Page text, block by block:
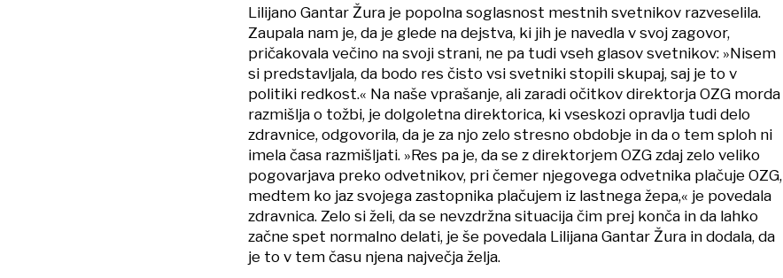
Lilijano Gantar Žura je popolna soglasnost mestnih svetnikov razveselila.
Zaupala nam je, da je glede na dejstva, ki jih je navedla v svoj zagovor,
pričakovala večino na svoji strani, ne pa tudi vseh glasov svetnikov: »Nisem
si predstavljala, da bodo res čisto vsi svetniki stopili skupaj, saj je to v
politiki redkost.« Na naše vprašanje, ali zaradi očitkov direktorja OZG morda
razmišlja o tožbi, je dolgoletna direktorica, ki vseskozi opravlja tudi delo
zdravnice, odgovorila, da je za njo zelo stresno obdobje in da o tem sploh ni
imela časa razmišljati. »Res pa je, da se z direktorjem OZG zdaj zelo veliko
pogovarjava preko odvetnikov, pri čemer njegovega odvetnika plačuje OZG,
medtem ko jaz svojega zastopnika plačujem iz lastnega žepa,« je povedala
zdravnica. Zelo si želi, da se nevzdržna situacija čim prej konča in da lahko
začne spet normalno delati, je še povedala Lilijana Gantar Žura in dodala, da
je to v tem času njena največja želja.